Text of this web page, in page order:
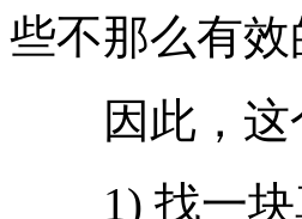
些不那么有
因此，这个
1) 找一块